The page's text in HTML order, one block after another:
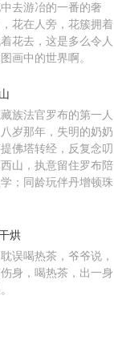
去游冶的一番的奢
花在人旁，花簇拥着
花去，这是多么令人
画中的世界啊。
族法官罗布的第一人
岁那年，失明的奶奶
佛塔转经，反复念叨
山，执意留住罗布陪
；同龄玩伴丹增顿珠
烘
误喝热茶，爷爷说，
身，喝热茶，出一身